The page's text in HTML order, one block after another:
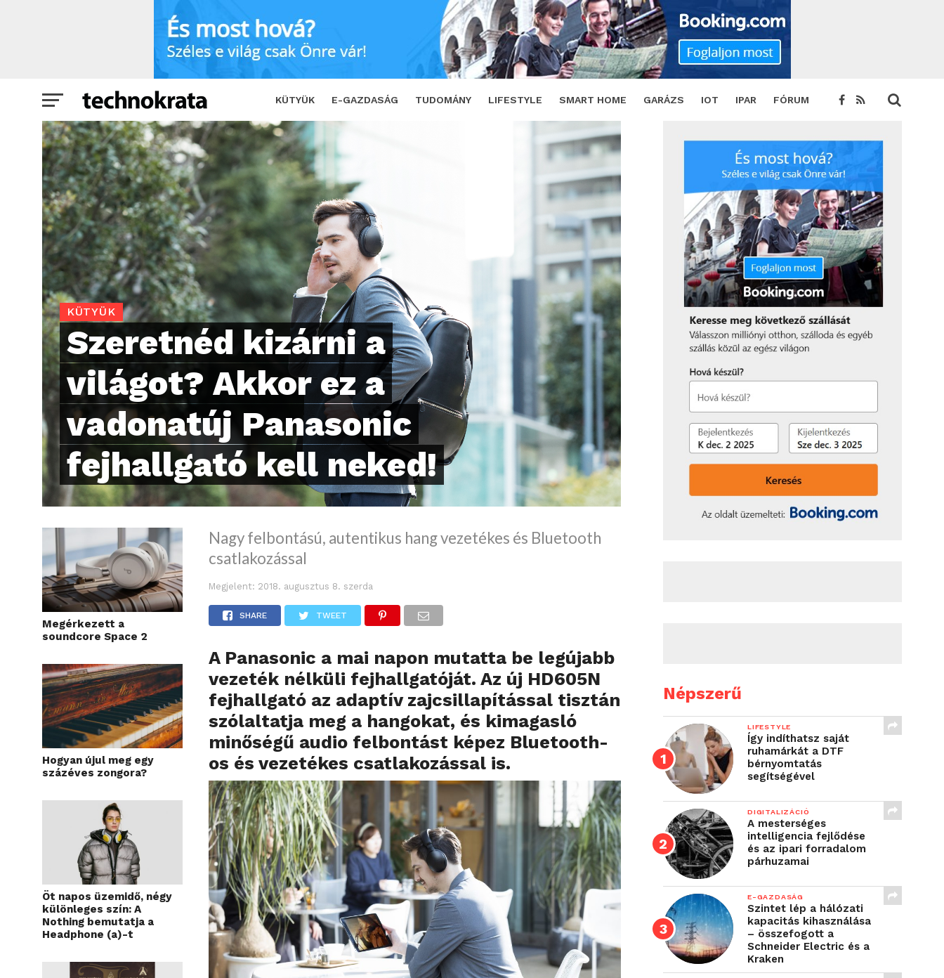
KÜTYÜK E-GAZDASÁG TUDOMÁNY LIFESTYLE SMART HOME GARÁZS IOT IPAR FÓRUM
Szeretnéd kizárni a világot? Akkor ez a vadonatúj Panasonic fejhallgató kell neked! SHARE TWEET
KÜTYÜK
Szeretnéd kizárni a
világot? Akkor ez a
vadonatúj Panasonic
fejhallgató kell neked!
Megérkezett a
soundcore Space 2
Hogyan újul meg egy
százéves zongora?
Öt napos üzemidő, négy
különleges szín: A
Nothing bemutatja a
Headphone (a)-t
Nagy felbontású, autentikus hang vezetékes és Bluetooth
csatlakozással
Megjelent: 2018. augusztus 8. szerda
SHARE TWEET
A Panasonic a mai napon mutatta be legújabb
vezeték nélküli fejhallgatóját. Az új HD605N
fejhallgató az adaptív zajcsillapítással tisztán
szólaltatja meg a hangokat, és kimagasló
minőségű audio felbontást képez Bluetooth-
os és vezetékes csatlakozással is.
Népszerű
LIFESTYLE
Így indíthatsz saját
ruhamárkát a DTF
bérnyomtatás
segítségével
DIGITALIZÁCIÓ
A mesterséges
intelligencia fejlődése
és az ipari forradalom
párhuzamai
E-GAZDASÁG
Szintet lép a hálózati
kapacitás kihasználása
– összefogott a
Schneider Electric és a
Kraken